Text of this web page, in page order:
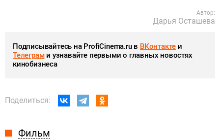
Автор:
Дарья Осташева
Подписывайтесь на ProfiCinema.ru в ВКонтакте и
Телеграми узнавайте первыми о главных новостях
кинобизнеса
Поделиться:
Фильм